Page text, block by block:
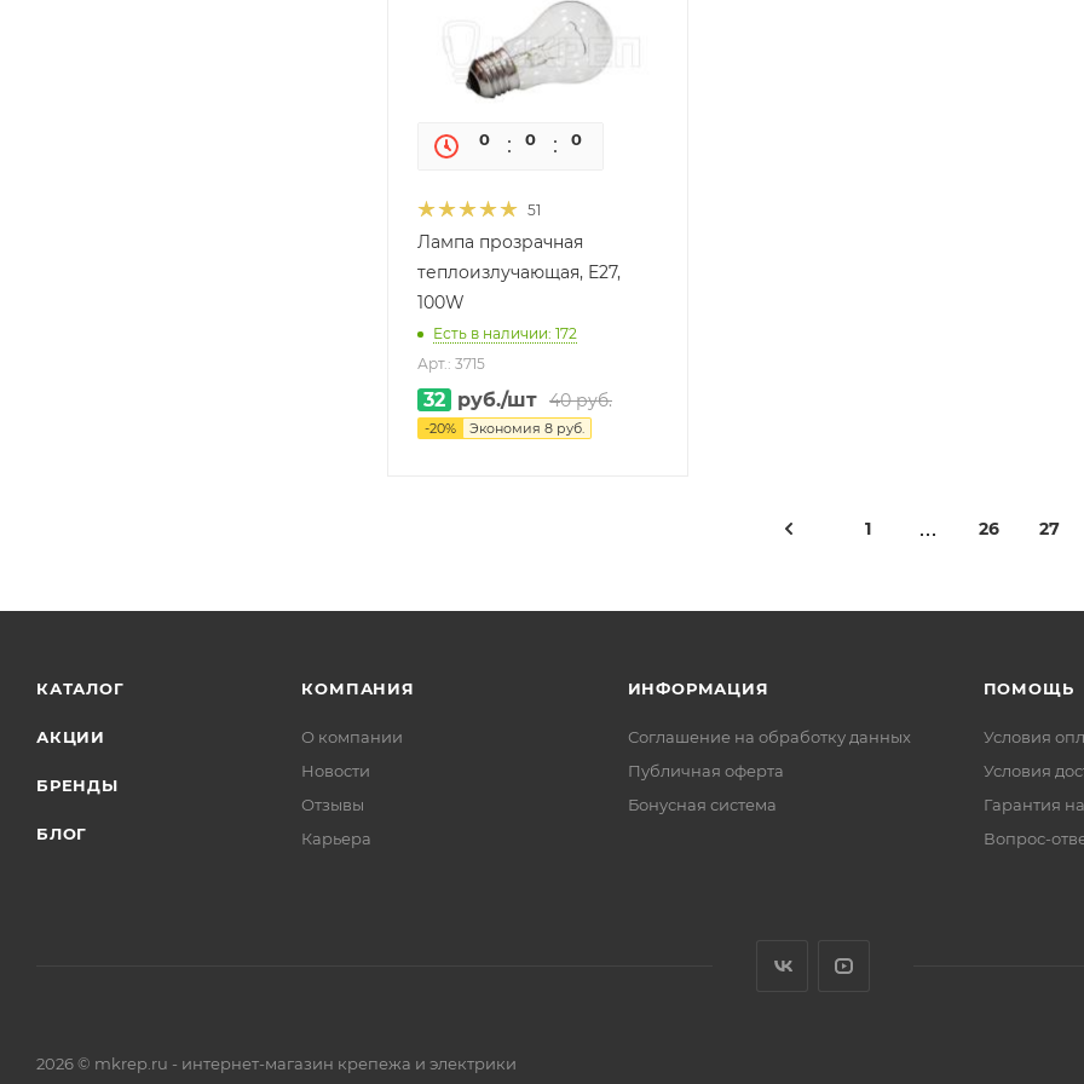
0 0 0
51
Лампа прозрачная
теплоизлучающая, E27,
100W
Есть в наличии: 172
Арт.: 3715
32 руб./шт 40руб.
-20% Экономия 8 руб.
1 26 27
КАТАЛОГ
АКЦИИ
БРЕНДЫ
БЛОГ
КОМПАНИЯ
О компании
Новости
Отзывы
Карьера
ИНФОРМАЦИЯ
Соглашение на обработку данных
Публичная оферта
Бонусная система
ПОМОЩЬ
Условия
Условия
Гарантия
Вопрос-
2026 © mkrep.ru - интернет-магазин крепежа и электрики